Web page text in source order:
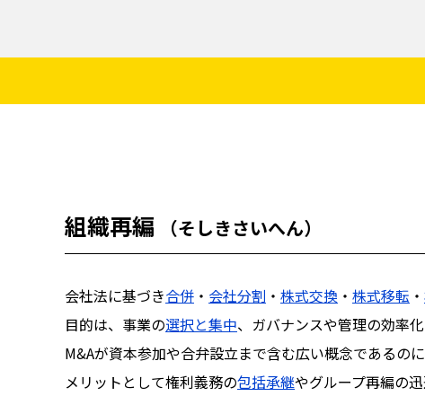
組織再編 （そしきさいへん）
会社法に基づき合併 ・ 会社分割 ・ 株式交換 ・ 株式移転 ・
目的は、事業の選択と集中、ガバナンスや管理の効率
M&Aが資本参加や合弁設立まで含む広い概念であるの
メリットとして権利義務の包括承継やグループ再編の